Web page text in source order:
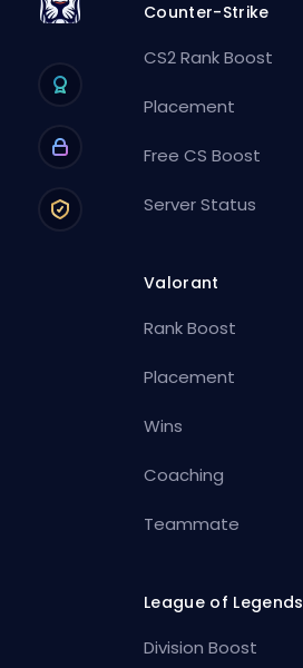
Counter-Strike
CS2 Rank Boost
Placement
Free CS Boost
Server Status
Valorant
Rank Boost
Placement
Wins
Coaching
Teammate
League of Legends
Division Boost